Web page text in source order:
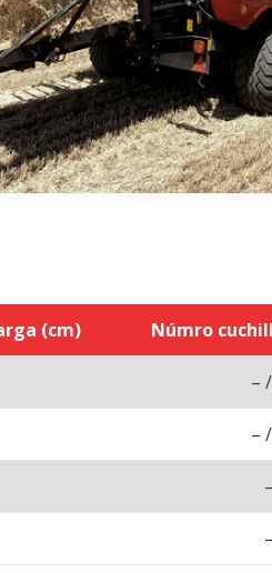
(cm) Númro
–
–